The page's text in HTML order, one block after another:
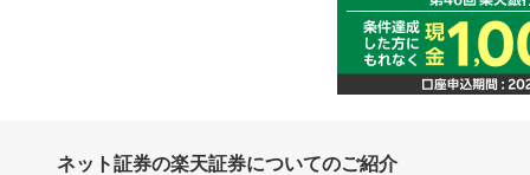
ネット証券の楽天証券についてのご紹介